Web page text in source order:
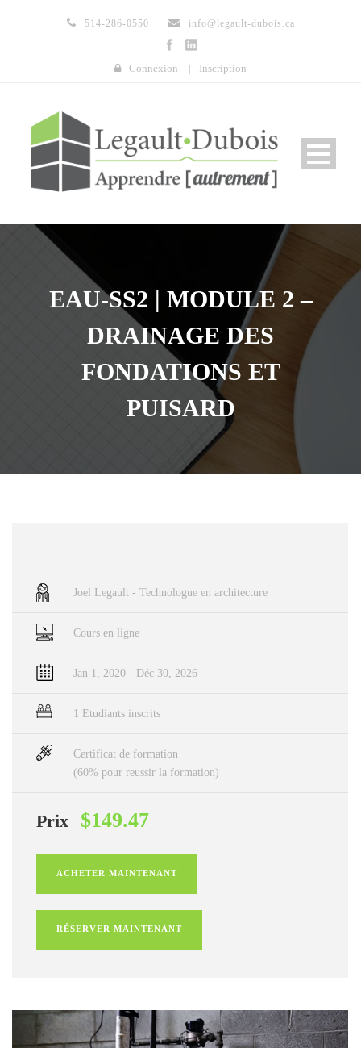
514-286-0550 info@legault-dubois.ca
Connexion | Inscription
EAU-SS2 | MODULE 2 –
DRAINAGE DES
FONDATIONS ET
PUISARD
Joel Legault - Technologue en architecture
Cours en ligne
Jan 1, 2020 - Déc 30, 2026
1 Etudiants inscrits
Certificat de formation
(60% pour reussir la formation)
Prix $149.47
ACHETER MAINTENANT
RÉSERVER MAINTENANT